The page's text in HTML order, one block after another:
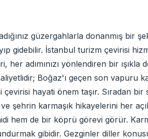
güzergahlarla donanmış bir
gidebilir. İstanbul turizm çevirisi
adımınızı yönlendiren bir ışıkla
Boğaz'ı geçen son vapuru
hayati önem taşır. Sıradan
şehrin karmaşık hikayelerini her
hem de bir köprü görevi görür.
gibidir. Gezginler diller